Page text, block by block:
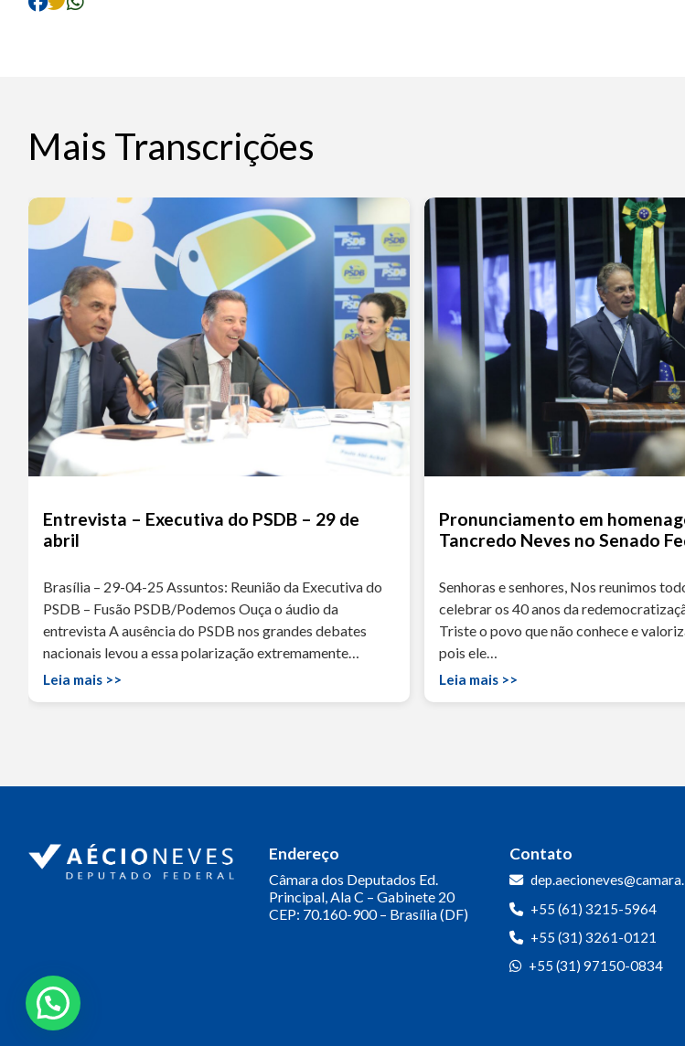
Mais Transcrições
Entrevista – Executiva do PSDB – 29 de
abril
Brasília – 29-04-25 Assuntos: Reunião da Executiva do
PSDB – Fusão PSDB/Podemos Ouça o áudio da
entrevista A ausência do PSDB nos grandes debates
nacionais levou a essa polarização extremamente…
Leia mais >>
Pronunciamento em
Tancredo Neves no Senado
Senhoras e senhores, Nos reunimos
celebrar os 40 anos da
Triste o povo que não conhece e
pois ele…
Leia mais >>
Endereço
Câmara dos Deputados Ed.
Principal, Ala C – Gabinete 20
CEP: 70.160-900 – Brasília (DF)
Contato
+55 (61) 3215-5964
+55 (31) 3261-0121
+55 (31) 97150-0834
Olá! Seja bem-vindo(a).
Ao clicar para iniciar o contato pelo WhatsApp, você
concorda que seus dados serão utilizados exclusivamente
para atendimento relacionado às demandas, sugestões ou
informações referentes ao mandato do Deputado Aécio
Falar com gabinete